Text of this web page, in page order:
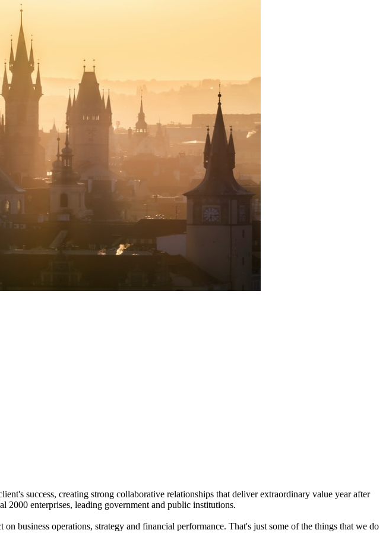
success, creating strong collaborative relationships that deliver extraordinary value year after
2000 enterprises, leading government and public institutions.
business operations, strategy and financial performance. That's just some of the things that we do